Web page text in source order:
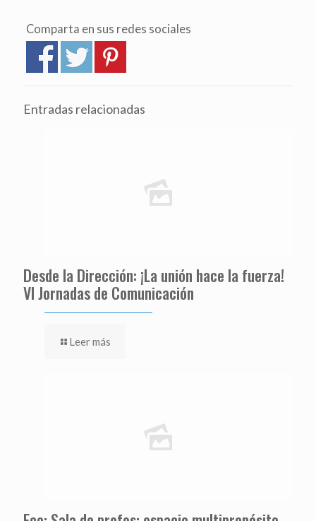
Comparta en sus redes sociales
Entradas relacionadas
Desde la Dirección: ¡La unión hace la fuerza!
VI Jornadas de Comunicación
Leer más